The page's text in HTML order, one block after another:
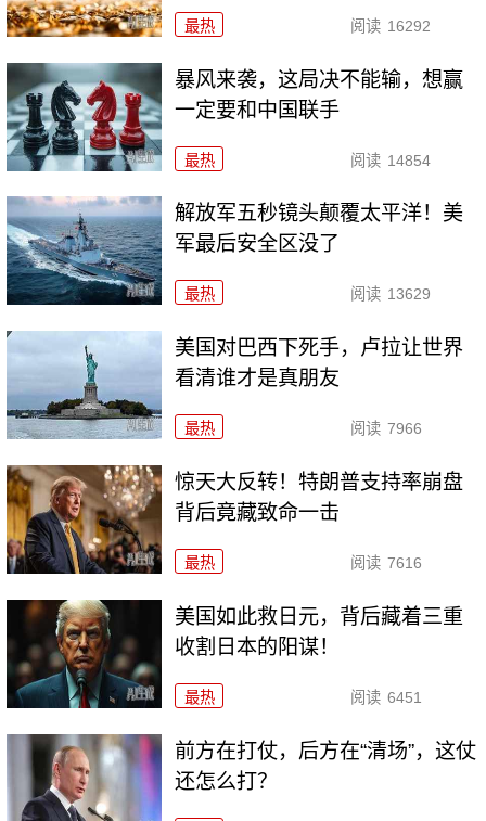
最热 阅读 16292
暴风来袭，这局决不能输，想赢
一定要和中国联手
最热 阅读 14854
解放军五秒镜头颠覆太平洋！美
军最后安全区没了
最热 阅读 13629
美国对巴西下死手，卢拉让世界
看清谁才是真朋友
最热 阅读 7966
惊天大反转！特朗普支持率崩盘
背后竟藏致命一击
最热 阅读 7616
美国如此救日元，背后藏着三重
收割日本的阳谋！
最热 阅读 6451
前方在打仗，后方在“清场”，这仗
还怎么打？